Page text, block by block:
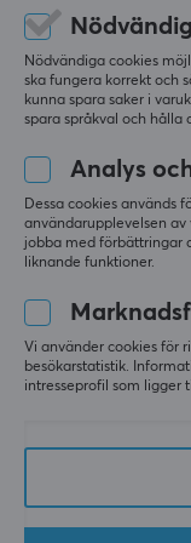
Men det var inte
deras
eller ROG, som vi
prestanda och
utvecklade med
gaming på den
EGENSKAPER
Stolstyp
Premium PU-
Armstöd
LÄMNA
Relevans
Alla recensioner
Sascha W
Fantastisk
Visa original
Nödvändiga cookies
ska fungera korrekt och
kunna spara saker i
spara språkval och hålla
Analys
Dessa cookies används
användarupplevelsen
jobba med förbättringar
liknande funktioner.
Vi använder cookies för
besökarstatistik.
intresseprofil som ligger